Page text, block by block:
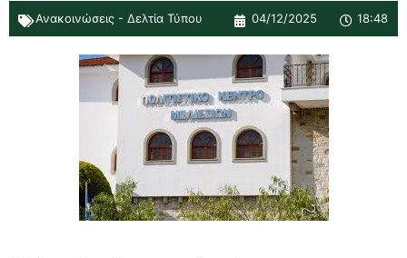
Ανακοινώσεις - Δελτία Τύπου 04/12/2025 18:48